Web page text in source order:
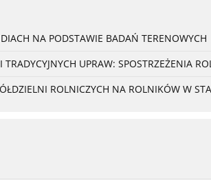
NA PODSTAWIE BADAŃ TERENOWYCH
UPRAW: SPOSTRZEŻENIA
ROLNICZYCH NA ROLNIKÓW W